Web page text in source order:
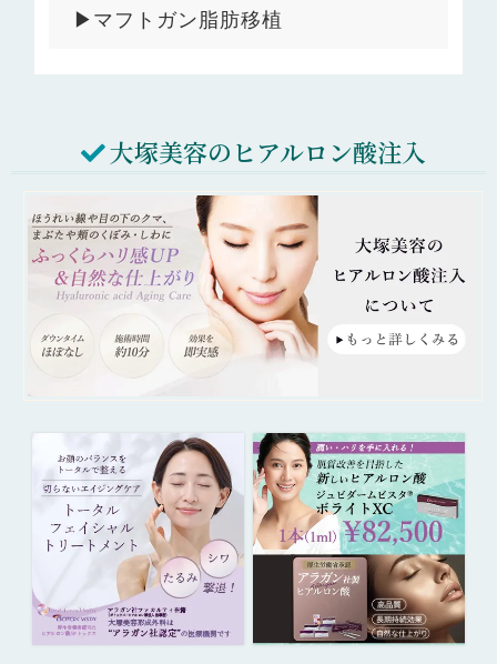
▶マフトガン脂肪移植
大塚美容のヒアルロン酸注入